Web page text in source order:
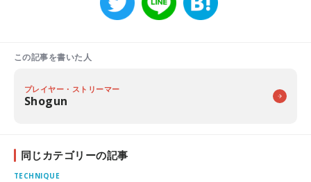
この記事を書いた人
プレイヤー・ストリーマー
Shogun
同じカテゴリーの記事
TECHNIQUE